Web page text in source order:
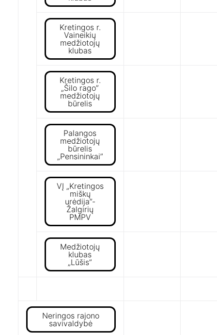
Kretingos r.
Vaineikių
medžiotojų
klubas
Kretingos r.
„Šilo rago”
medžiotojų
būrelis
Palangos
medžiotojų
būrelis
„Pensininkai”
VĮ „Kretingos
miškų
urėdija”-
Žalgirių
PMPV
Medžiotojų
klubas
„Lūšis”
Neringos rajono
savivaldybė